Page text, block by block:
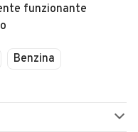
funzionante
Benzina